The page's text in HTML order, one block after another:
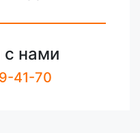
с нами
41-70